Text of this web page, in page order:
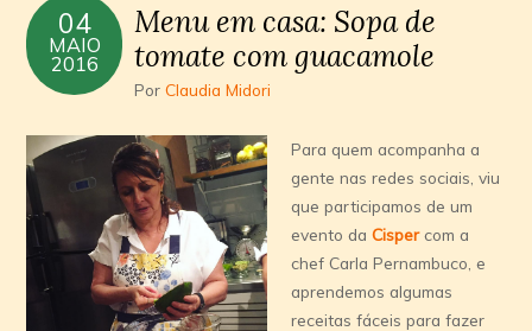
04
MAIO
2016
Menu em casa: Sopa de
tomate com guacamole
PorClaudia Midori
Para quem acompanha a
gente nas redes sociais, viu
que participamos de um
evento daCispercom a
chef Carla Pernambuco, e
aprendemos algumas
receitas fáceis para fazer